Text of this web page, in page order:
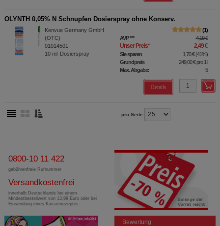
OLYNTH 0,05% N Schnupfen Dosierspray ohne Konserv.
Kenvue Germany GmbH
(OTC)
01014501
10 ml Dosierspray
1
AVP*** 4,19 €
Unser Preis* 2,49 €
Sie sparen 1,70 €(41%)
Grundpreis
249,00 €pro 1 l
Max. Abgabe:
5
Details
pro Seite
0800-10 11 422
gebührenfreie Rufnummer
Versandkostenfrei
innerhalb Deutschlands bei einem
Mindestbestellwert von 13,99 Euro oder bei
Einsendung eines Kassenrezeptes
Bewertung